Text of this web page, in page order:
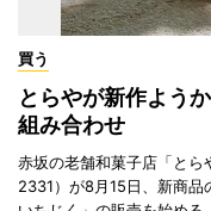
買う
とらやが新作よう
組み合わせ
赤坂の老舗和菓子店「と
2331）が8月15日、新商品